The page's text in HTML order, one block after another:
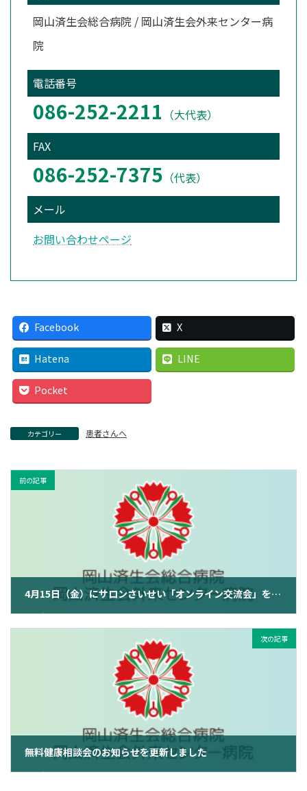
岡山済生会総合病院 / 岡山済生会外来センター病
院
電話番号
086-252-2211 （大代表）
FAX
086-252-7375 （代表）
メール
お問い合わせページ
Facebook X
Hatena LINE
Pocket
カテゴリー 患者さんへ
前の記事
4月15日（金）にサロンさいせい「オンライン交流会」を行います 参加者募集中です
2022年4月13日
次の記事
無料健康相談会のお知らせを更新しました
2022年4月14日